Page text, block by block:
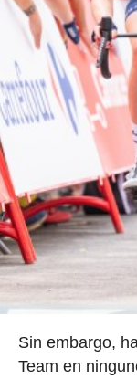
Sin embargo,
Team en